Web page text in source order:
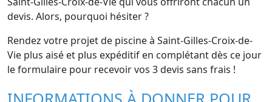
devis. Alors, pourquoi hésiter ?
Rendez votre projet de piscine à Saint-Gilles-Croix-de-
Vie plus aisé et plus expéditif en complétant dès ce jour
le formulaire pour recevoir vos 3 devis sans frais !